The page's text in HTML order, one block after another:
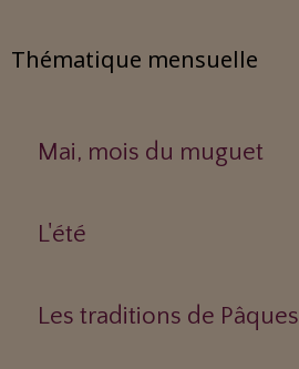
Thématique mensuelle
Mai, mois du muguet
L'été
Les traditions de Pâques